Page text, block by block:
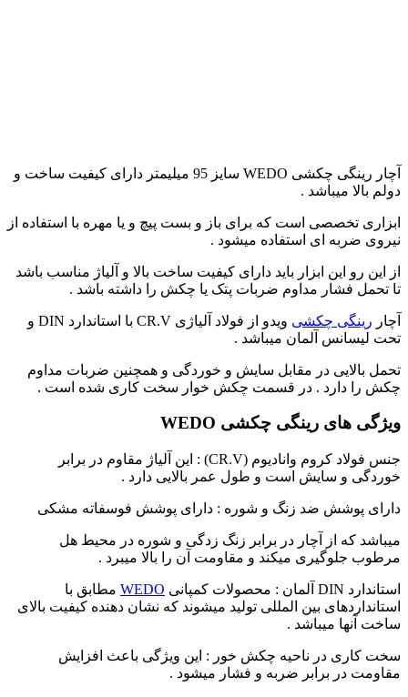
آچار رینگی چکشی WEDO سایز 95 میلیمتر دارای کیفیت ساخت و
دولم بالا میباشد .
ابزاری تخصصی است که برای باز و بست پیچ و یا مهره با استفاده از
نیروی ضربه ای استفاده میشود .
از این رو این ابزار باید دارای کیفیت ساخت بالا و آلیاژ مناسب باشد
تا تحمل فشار مداوم ضربات پتک یا چکش را داشته باشد .
آچار رینگی چکشی
ویدو از فولاد آلیاژی CR.V با استاندارد DIN و
تحت لیسانس آلمان میباشد .
تحمل بالایی در مقابل سایش و خوردگی و همچنین ضربات مداوم
چکش را دارد . در قسمت چکش خوار سخت کاری شده است .
ویژگی های رینگی چکشی WEDO
جنس فولاد کروم وانادیوم (CR.V) : این آلیاژ مقاوم در برابر
خوردگی و سایش است و طول عمر بالایی دارد .
دارای پوشش ضد زنگ و شوره : دارای پوشش فوسفاته مشکی
میباشد که از آچار در برابر زنگ زدگی و شوره در محیط هل
مرطوب جلوگیری میکند و مقاومت آن را بالا میبرد .
استاندارد DIN آلمان : محصولات کمپانی WEDO مطابق با
استانداردهای بین المللی تولید میشوند که نشان دهنده کیفیت بالای
ساخت آنها میباشد .
سخت کاری در ناحیه چکش خور : این ویژگی باعث افزایش
مقاومت در برابر ضربه و فشار میشود .